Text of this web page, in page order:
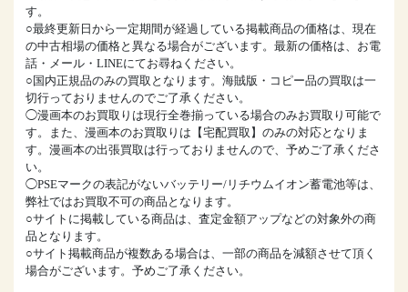
す。
○最終更新日から一定期間が経過している掲載商品の価格は、現在
の中古相場の価格と異なる場合がございます。最新の価格は、お電
話・メール・LINEにてお尋ねください。
○国内正規品のみの買取となります。海賊版・コピー品の買取は一
切行っておりませんのでご了承ください。
◯漫画本のお買取りは現行全巻揃っている場合のみお買取り可能で
す。また、漫画本のお買取りは【宅配買取】のみの対応となりま
す。漫画本の出張買取は行っておりませんので、予めご了承くださ
い。
◯PSEマークの表記がないバッテリー/リチウムイオン蓄電池等は、
弊社ではお買取不可の商品となります。
○サイトに掲載している商品は、査定金額アップなどの対象外の商
品となります。
○サイト掲載商品が複数ある場合は、一部の商品を減額させて頂く
場合がございます。予めご了承ください。